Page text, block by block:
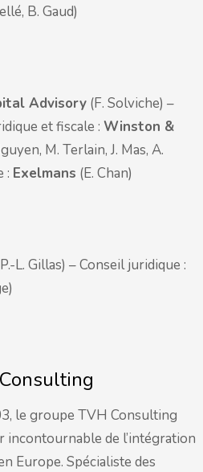
B. Gaud)
Advisory (F. Solviche) –
et fiscale : Winston &
M. Terlain, J. Mas, A.
: Exelmans (E. Chan)
L. Gillas) – Conseil juridique :
le groupe TVH Consulting
incontournable de l’intégration
Europe. Spécialiste des